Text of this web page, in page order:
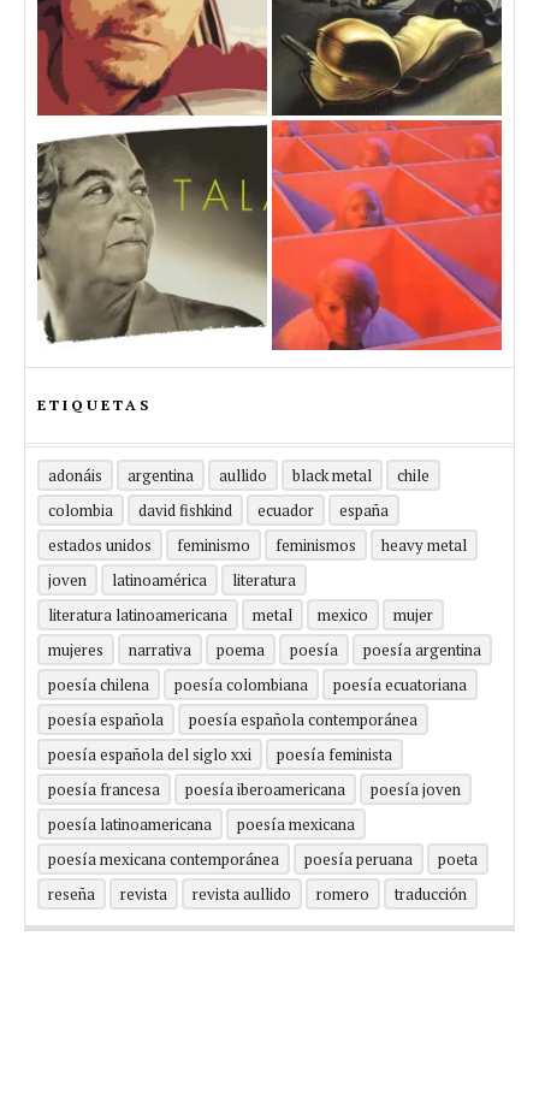
ETIQUETAS
adonáis argentina aullido black metal
chile
colombia
david fishkind ecuador
españa
estados unidos
feminismo feminismos
heavy metal
joven
latinoamérica
literatura
literatura latinoamericana
metal mexico
mujer
mujeres
narrativa poema poesía
poesía argentina
poesía chilena
poesía colombiana
poesía ecuatoriana
poesía española
poesía española contemporánea
poesía española del siglo xxi
poesía feminista
poesía francesa
poesía iberoamericana
poesía joven
poesía latinoamericana
poesía mexicana
poesía mexicana contemporánea
poesía peruana
poeta
reseña
revista revista aullido romero traducción